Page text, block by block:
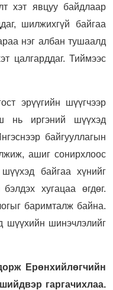
хэт явцуу байдлаар
шилжихгүй байгаа
нэг албан тушаалд
цалгарддаг. Тиймээс
эрүүгийн шүүгчээр
нь иргэний шүүхэд
байгууллагын
ашиг сонирхлоос
байгаа хүнийг
хугацаа өгдөг.
баримталж байна.
шүүхийн шинэчлэлийг
Ерөнхийлөгчийн
гаргачихлаа.